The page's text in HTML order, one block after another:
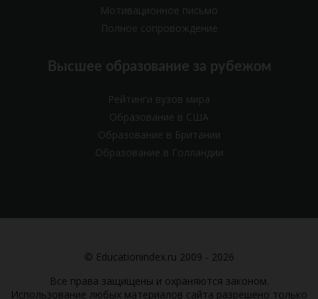
Мотивационное письмо
Полное сопровождение
Высшее образование за рубежом
Рейтинги вузов мира
Образование в США
Образование в Британии
Образование в Голландии
© Educationindex.ru 2009 - 2026
Все права защищены и охраняются законом.
Использование любых материалов сайта разрешено только